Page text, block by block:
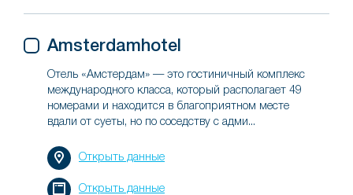
Amsterdamhotel
Отель «Амстердам» — это гостиничный комплекс
международного класса, который располагает 49
номерами и находится в благоприятном месте
вдали от суеты, но по соседству с адми...
Открыть данные
Открыть данные